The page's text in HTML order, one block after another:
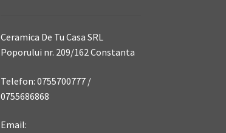
Ceramica De Tu Casa SRL
Poporului nr. 209/162 Constanta
Telefon: 0755700777 /
0755686868
Email: